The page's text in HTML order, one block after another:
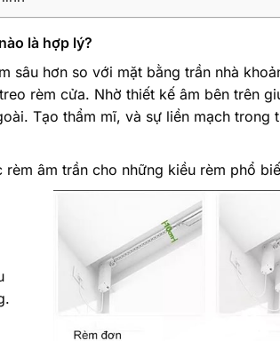
là hợp lý?
sâu hơn so với mặt bằng trần nhà
rèm cửa. Nhờ thiết kế âm bên trên
Tạo thẩm mĩ, và sự liền mạch trong
âm trần cho những kiều rèm phổ